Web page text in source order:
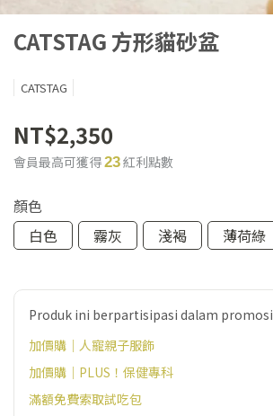
CATSTAG 方形貓砂盆
CATSTAG
NT$2,350
會員最高可獲得23紅利點數
顏色
白色
霧灰 淺褐 薄荷綠
Produk ini berpartisipasi dalam promosi
加價購｜人寵親子服飾
加價購｜PLUS！保健專科
滿額免費索取試吃包